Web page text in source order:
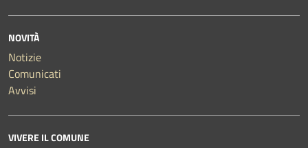
NOVITÀ
Notizie
Comunicati
Avvisi
VIVERE IL COMUNE